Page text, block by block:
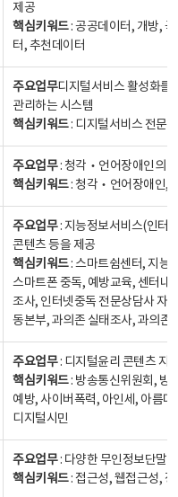
제공
핵심키워드: 공공데이터, 개방,
터, 추천데이터
주요업무디지털서비스 활성화를
관리하는 시스템
핵심키워드: 디지털서비스 전문
주요업무: 청각‧언어장애인의
핵심키워드: 청각‧언어장애인,
주요업무: 지능정보서비스(인터
콘텐츠 등을 제공
핵심키워드: 스마트쉼센터, 지능
스마트폰 중독, 예방교육, 센터내
조사, 인터넷중독 전문상담사 자
동본부, 과의존 실태조사, 과의존
주요업무: 디지털윤리 콘텐츠 지
핵심키워드: 방송통신위원회, 방
예방, 사이버폭력, 아인세, 아름
디지털시민
주요업무: 다양한 무인정보단말
핵심키워드: 접근성, 웹접근성,